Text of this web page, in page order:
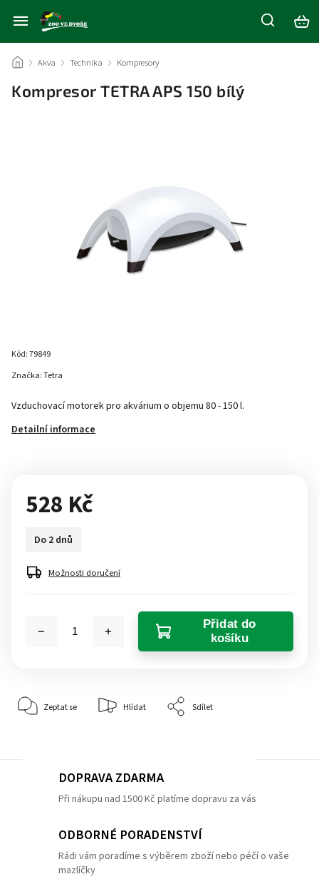
/ Akva / Technika / Kompresory
Kompresor TETRA APS 150 bílý
Kód:79849
Vzduchovací motorek pro akvárium o objemu 80 - 150 l.
Detailní informace
Značka:Tetra
528 Kč
Do 2 dnů
Možnosti doručení
Přidat do
košíku
Zeptat se Hlídat Sdílet
DOPRAVA ZDARMA
Při nákupu nad 1500 Kč platíme dopravu za vás
ODBORNÉ PORADENSTVÍ
Rádi vám poradíme s výběrem zboží nebo péčí o vaše
mazlíčky